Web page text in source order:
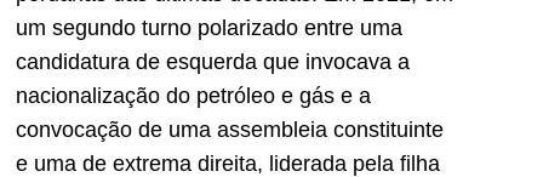
um segundo turno polarizado entre uma
candidatura de esquerda que invocava a
nacionalização do petróleo e gás e a
convocação de uma assembleia constituinte
e uma de extrema direita, liderada pela filha